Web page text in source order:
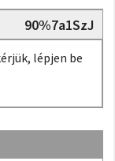
90%7a1SzJ
lépjen be